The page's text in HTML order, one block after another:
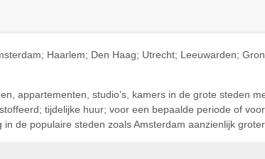
Haarlem; Den Haag; Utrecht; Leeuwarden;
appartementen, studio's, kamers in de grote steden
tijdelijke huur; voor een bepaalde periode of
de populaire steden zoals Amsterdam aanzienlijk groter